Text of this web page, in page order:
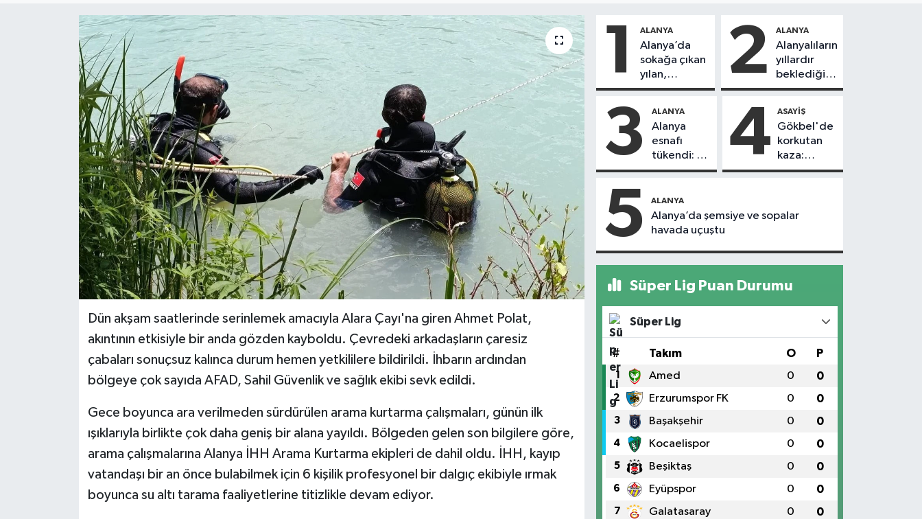
Dün akşam saatlerinde serinlemek amacıyla Alara Çayı'na giren Ahmet Polat,
akıntının etkisiyle bir anda gözden kayboldu. Çevredeki arkadaşların çaresiz
çabaları sonuçsuz kalınca durum hemen yetkililere bildirildi. İhbarın ardından
bölgeye çok sayıda AFAD, Sahil Güvenlik ve sağlık ekibi sevk edildi.
Gece boyunca ara verilmeden sürdürülen arama kurtarma çalışmaları, günün ilk
ışıklarıyla birlikte çok daha geniş bir alana yayıldı. Bölgeden gelen son bilgilere göre,
arama çalışmalarına Alanya İHH Arama Kurtarma ekipleri de dahil oldu. İHH, kayıp
vatandaşı bir an önce bulabilmek için 6 kişilik profesyonel bir dalgıç ekibiyle ırmak
boyunca su altı tarama faaliyetlerine titizlikle devam ediyor.
1 ALANYA
Alanya’da
sokağa çıkan
yılan,
vatandaşı
2 ALANYA
Alanyalıların
yıllardır
beklediği
yol askıdan
3 ALANYA
Alanya
esnafı
tükendi: 1
ayda 150
kapandı
4 ASAYIŞ
Gökbel'de
korkutan
kaza:
Başkanın
çarptı
5 ALANYA
Alanya’da şemsiye ve sopalar
havada uçuştu
Süper Lig Puan Durumu
Süper Lig
# Takım O P
1 Amed 0 0
2 Erzurumspor FK 0 0
3 Başakşehir 0 0
4 Kocaelispor 0 0
5 Beşiktaş 0 0
6 Eyüpspor 0 0
7 Galatasaray 0 0